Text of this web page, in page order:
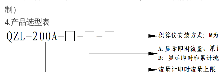
制）
4.产品选型表